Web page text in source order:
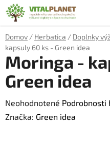
Prejsť
na
obsah
Domov / Herbatica / Doplnky
kapsuly 60 ks - Green idea
Moringa -
Green idea
Priemerné
hodnotenie
Neohodnotené Podrobnosti
Značka: Green idea